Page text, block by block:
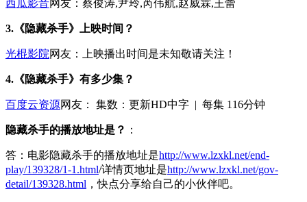
西瓜影音网友：蔡俊涛,尹玲,芮伟航,赵威霖,王蕾
3.《隐藏杀手》上映时间？
光棍影院网友：上映播出时间是未知敬请关注！
4.《隐藏杀手》有多少集？
百度云资源网友： 集数： 更新HD中字 | 每集 116分钟
隐藏杀手的播放地址是？ ：
答：电影隐藏杀手的播放地址是http://www.lzxkl.net/end-
play/139328/1-1.html/详情页地址是http://www.lzxkl.net/gov-
detail/139328.html ，快点分享给自己的小伙伴吧。